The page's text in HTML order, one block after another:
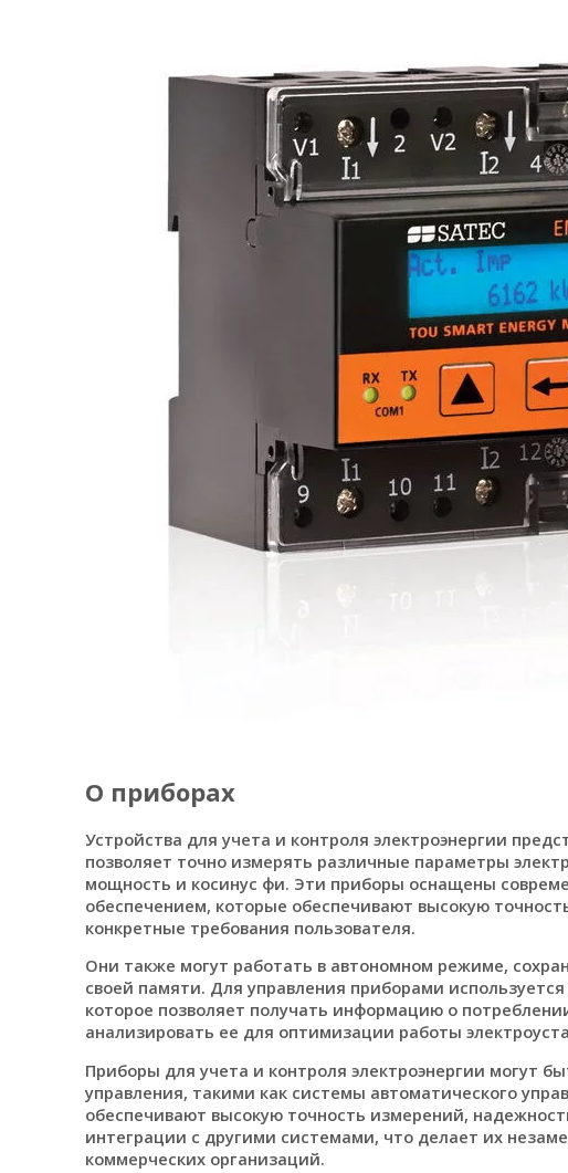
О приборах
Устройства для учета и контроля электроэнергии
позволяет точно измерять различные параметры
мощность и косинус фи. Эти приборы оснащены
обеспечением, которые обеспечивают высокую
конкретные требования пользователя.
Они также могут работать в автономном режиме,
своей памяти. Для управления приборами
которое позволяет получать информацию о
анализировать ее для оптимизации работы
Приборы для учета и контроля электроэнергии могут
управления, такими как системы автоматического
обеспечивают высокую точность измерений,
интеграции с другими системами, что делает их
коммерческих организаций.